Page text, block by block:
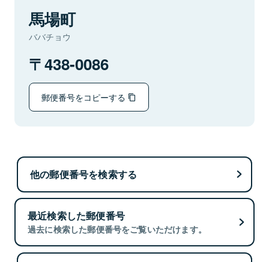
馬場町
ババチョウ
438-0086
郵便番号をコピーする
他の郵便番号を検索する
最近検索した郵便番号
過去に検索した郵便番号をご覧いただけます。